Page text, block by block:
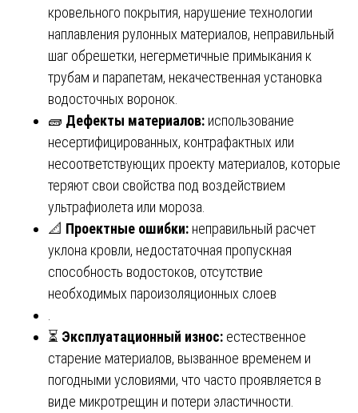
кровельного покрытия, нарушение технологии
наплавления рулонных материалов, неправильный
шаг обрешетки, негерметичные примыкания к
трубам и парапетам, некачественная установка
водосточных воронок.
🧱 Дефекты материалов: использование
несертифицированных, контрафактных или
несоответствующих проекту материалов, которые
теряют свои свойства под воздействием
ультрафиолета или мороза.
📐 Проектные ошибки: неправильный расчет
уклона кровли, недостаточная пропускная
способность водостоков, отсутствие
необходимых пароизоляционных слоев
⏳ Эксплуатационный износ: естественное
старение материалов, вызванное временем и
погодными условиями, что часто проявляется в
виде микротрещин и потери эластичности.